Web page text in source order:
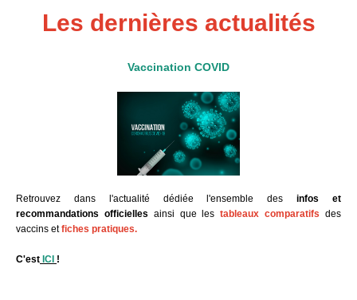
Les dernières actualités
Vaccination COVID
Retrouvez dans l'actualité dédiée l'ensemble desinfos et
recommandations officielles ainsi que lestableaux comparatifs des
vaccins etfiches pratiques.
C'est ICI !